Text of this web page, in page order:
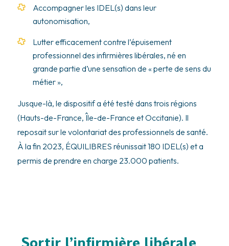
Accompagner les IDEL(s) dans leur
autonomisation,
Lutter efficacement contre l’épuisement
professionnel des infirmières libérales, né en
grande partie d’une sensation de « perte de sens du
métier »,
Jusque-là, le dispositif a été testé dans trois régions
(Hauts-de-France, Île-de-France et Occitanie). Il
reposait sur le volontariat des professionnels de santé.
À la fin 2023, ÉQUILIBRES réunissait 180 IDEL(s) et a
permis de prendre en charge 23.000 patients.